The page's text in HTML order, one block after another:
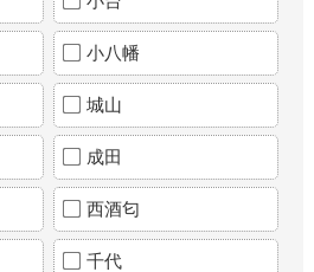
小八幡
城山
成田
西酒匂
千代